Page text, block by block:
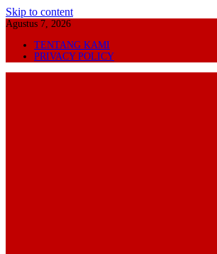
Skip to content
Agustus 7, 2026
TENTANG KAMI
PRIVACY POLICY